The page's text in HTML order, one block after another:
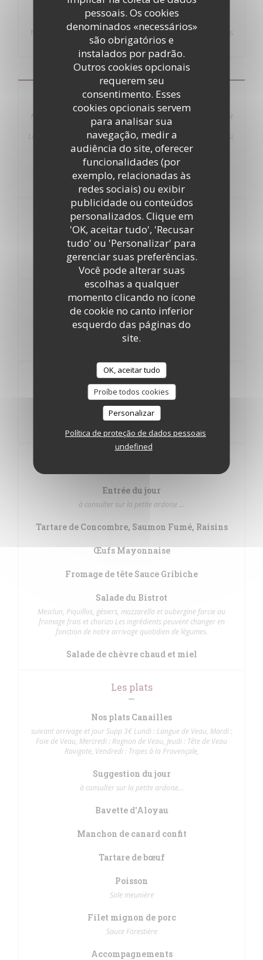
pessoais. Os cookies
denominados «necessários»
são obrigatórios e
instalados por padrão.
Outros cookies opcionais
requerem seu
consentimento. Esses
cookies opcionais servem
para analisar sua
navegação, medir a
audiência do site, oferecer
funcionalidades (por
exemplo, relacionadas às
redes sociais) ou exibir
publicidade ou conteúdos
personalizados. Clique em
'OK, aceitar tudo', 'Recusar
tudo' ou 'Personalizar' para
gerenciar suas preferências.
Você pode alterar suas
escolhas a qualquer
momento clicando no ícone
de cookie no canto inferior
esquerdo das páginas do
site.
OK, aceitar tudo
Proíbe todos cookies
Personalizar
Política de proteção de dados pessoais
undefined
Nous travaillons avec des produits frais , nous tenons à nous
excuser si certains produits viennent à manquer
Carte Midi
Nous vous proposons également nos plats canailles qui changent
tout au long de la semaine avec un supplément de 3 € : Lundi :
Langue de Veau, Mardi : Foie de Veau, Mercredi : Rognon de Veau,
Jeudi : Tête de Veau Ravigote, Vendredi : Tripes à la Provençale
Pensez à réserver !!!!
PLAT
ENTREE PLAT OU PLAT
DESSERT
ENTREE PLAT DESSERT
Entrée du jour
à consulter sur la petite ardoise ...
Tartare de Concombre, Saumon Fumé, Raisins
Œufs Mayonnaise
Fromage de tête Sauce Gribiche
Salade du Bistrot
Mesclun, Piquillos, gésiers, mozzarella et aubergine farcie au
fromage frais et chorizo Les ingrédients peuvent changer en
fonction de notre arrivage quotidien de légumes.
Salade de chèvre chaud et miel
Les plats
Nos plats Canailles
suivant arrivage et jour Supp 3€ Lundi : Langue de Veau, Mardi :
Foie de Veau, Mercredi : Rognon de Veau, Jeudi : Tête de Veau
Ravigote, Vendredi : Tripes à la Provençale,
Suggestion du jour
à consulter sur la petite ardoise...
Bavette d'Aloyau
Manchon de canard confit
Tartare de bœuf
Poisson
Sole meunière
Filet mignon de porc
Sauce Forestière
Accompagnements